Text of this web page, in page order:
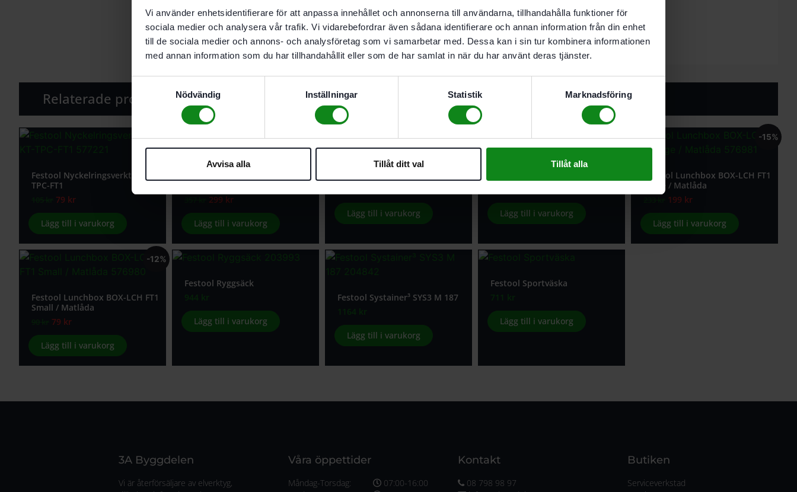
Vi använder enhetsidentifierare för att anpassa innehållet och annonserna till användarna, tillhandahålla funktioner för
sociala medier och analysera vår trafik. Vi vidarebefordrar även sådana identifierare och annan information från din enhet
till de sociala medier och annons- och analysföretag som vi samarbetar med. Dessa kan i sin tur kombinera informationen
med annan information som du har tillhandahållit eller som de har samlat in när du har använt deras tjänster.
Samtyckesval
Nödvändig
Inställningar Statistik Marknadsföring
Avvisa alla Tillåt ditt val Tillåt alla
Relaterade produkter
-25%
Festool Nyckelringsverktyg KT-
TPC-FT1
79 kr
Lägg till i varukorg
-16%
299 kr
Lägg till i varukorg
-13%
Lägg till i varukorg Lägg till i varukorg
-15%
Festool Lunchbox BOX-LCH FT1
Large / Matlåda
199 kr
Lägg till i varukorg
-12%
Festool Lunchbox BOX-LCH FT1
Small / Matlåda
79 kr
Lägg till i varukorg
Festool Ryggsäck
944 kr
Lägg till i varukorg
Festool Systainer³ SYS3 M 187
1164 kr
Lägg till i varukorg
Festool Sportväska
711 kr
Lägg till i varukorg
3A Byggdelen
Vi är återförsäljare av elverktyg,
Våra öppettider
Måndag-Torsdag:
07:00-16:00
Kontakt
08 798 98 97
Butiken
Serviceverkstad